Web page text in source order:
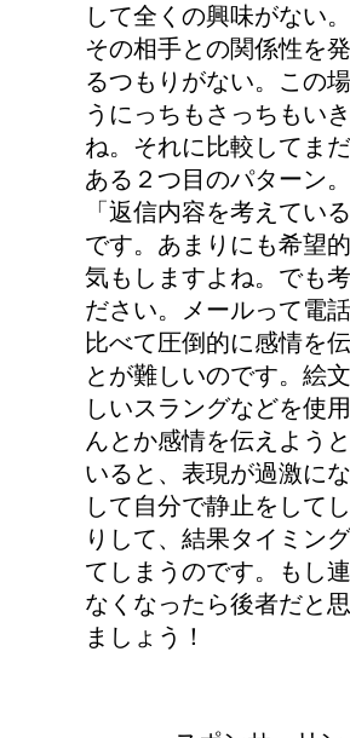
して全くの興味がない
その相手との関係性を
るつもりがない。この
うにっちもさっちもい
ね。それに比較してま
ある２つ目のパターン
「返信内容を考えている
です。あまりにも希望
気もしますよね。でも
ださい。メールって電
比べて圧倒的に感情を
とが難しいのです。絵
しいスラングなどを使
んとか感情を伝えよう
いると、表現が過激に
して自分で静止をして
りして、結果タイミン
てしまうのです。もし
なくなったら後者だと
ましょう！